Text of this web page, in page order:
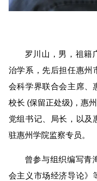
罗川山，男，祖籍
治学系，先后担任惠州
会科学界联合会主席、
校长 (保留正处级)，惠
党组书记、局长，以及
驻惠州学院监察专员。
曾参与组织编写青
会主义市场经济导论》